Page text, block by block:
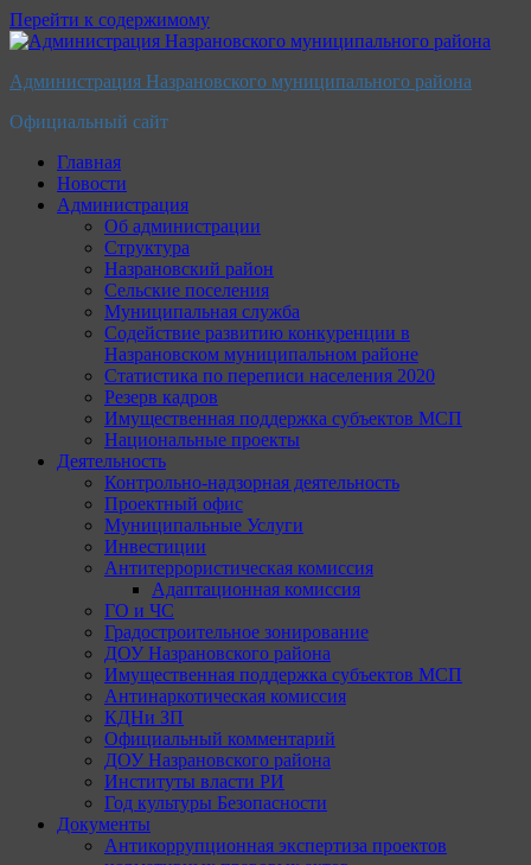
Перейти к содержимому
Администрация Назрановского муниципального района
Официальный сайт
Главная
Новости
Администрация
Об администрации
Структура
Назрановский район
Сельские поселения
Муниципальная служба
Содействие развитию конкуренции в
Назрановском муниципальном районе
Статистика по переписи населения 2020
Резерв кадров
Имущественная поддержка субъектов МСП
Национальные проекты
Деятельность
Контрольно-надзорная деятельность
Проектный офис
Муниципальные Услуги
Инвестиции
Антитеррористическая комиссия
Адаптационная комиссия
ГО и ЧС
Градостроительное зонирование
ДОУ Назрановского района
Имущественная поддержка субъектов МСП
Антинаркотическая комиссия
КДНи ЗП
Официальный комментарий
ДОУ Назрановского района
Институты власти РИ
Год культуры Безопасности
Документы
Антикоррупционная экспертиза проектов